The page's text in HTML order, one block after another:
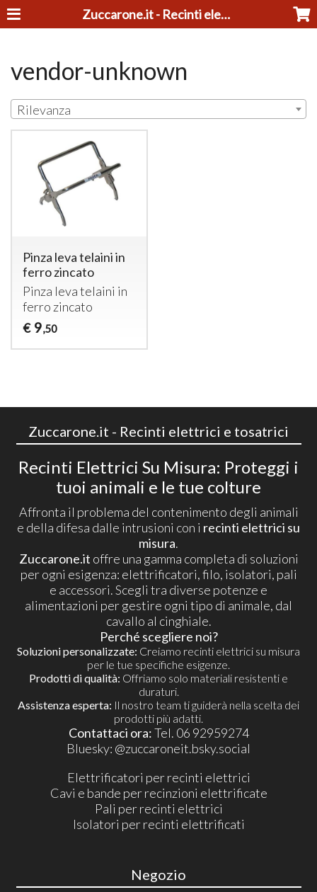
Zuccarone.it - Recinti elettrici e tosatrici
vendor-unknown
Rilevanza
Pinza leva telaini in
ferro zincato
Pinza leva telaini in
ferro zincato
€ 9,50
Zuccarone.it - Recinti elettrici e tosatrici
Recinti Elettrici Su Misura: Proteggi i
tuoi animali e le tue colture
Affronta il problema del contenimento degli animali
e della difesa dalle intrusioni con i recinti elettrici su
misura.
Zuccarone.it offre una gamma completa di soluzioni
per ogni esigenza: elettrificatori, filo, isolatori, pali
e accessori. Scegli tra diverse potenze e
alimentazioni per gestire ogni tipo di animale, dal
cavallo al cinghiale.
Perché scegliere noi?
Soluzioni personalizzate: Creiamo recinti elettrici su misura
per le tue specifiche esigenze.
Prodotti di qualità: Offriamo solo materiali resistenti e
duraturi.
Assistenza esperta: Il nostro team ti guiderà nella scelta dei
prodotti più adatti.
Contattaci ora:Tel. 06 92959274
​Bluesky: @zuccaroneit.bsky.social
Elettrificatori per recinti elettrici
Cavi e bande per recinzioni elettrificate
Pali per recinti elettrici
Isolatori per recinti elettrificati
Negozio